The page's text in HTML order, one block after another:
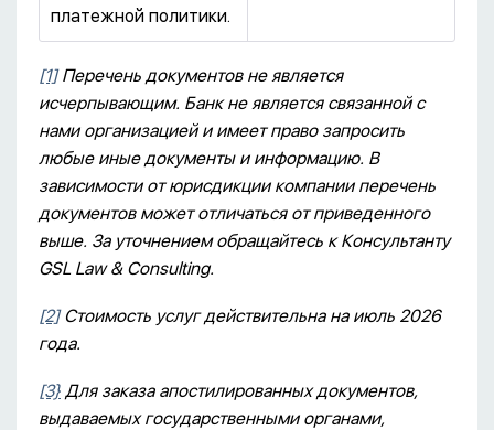
платежной политики.
[1] Перечень документов не является
исчерпывающим. Банк не является связанной с
нами организацией и имеет право запросить
любые иные документы и информацию. В
зависимости от юрисдикции компании перечень
документов может отличаться от приведенного
выше. За уточнением обращайтесь к Консультанту
GSL Law& Consulting.
[2]Стоимость услуг действительна на июль 2026
года.
[3} Для заказа апостилированных документов,
выдаваемых государственными органами,